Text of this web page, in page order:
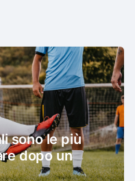
sono le più
dopo un